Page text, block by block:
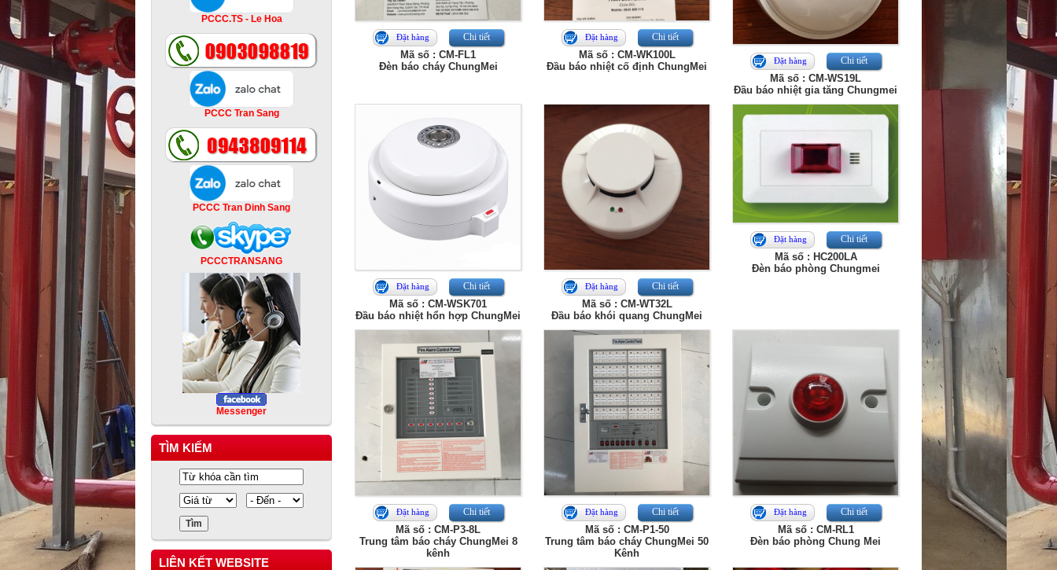
PCCC.TS - Le Hoa
PCCC Tran Sang
PCCC Tran Dinh Sang
PCCCTRANSANG
Messenger
TÌM KIẾM
LIÊN KẾT WEBSITE
Đặt hàng Chi tiết
Mã số : CM-FL1
Đèn báo cháy ChungMei
Đặt hàng Chi tiết
Mã số : CM-WK100L
Đầu báo nhiệt cố định ChungMei
Đặt hàng Chi tiết
Mã số : CM-WS19L
Đầu báo nhiệt gia tăng Chungmei
Đặt hàng Chi tiết
Mã số : CM-WSK701
Đầu báo nhiệt hổn hợp ChungMei
Đặt hàng Chi tiết
Mã số : CM-WT32L
Đầu báo khói quang ChungMei
Đặt hàng Chi tiết
Mã số : HC200LA
Đèn báo phòng Chungmei
Đặt hàng Chi tiết
Mã số : CM-P3-8L
Trung tâm báo cháy ChungMei 8
kênh
Đặt hàng Chi tiết
Mã số : CM-P1-50
Trung tâm báo cháy ChungMei 50
Kênh
Đặt hàng Chi tiết
Mã số : CM-RL1
Đèn báo phòng Chung Mei